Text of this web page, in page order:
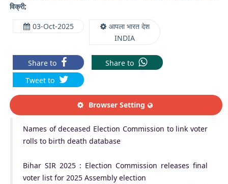
विक्री;
03-Oct-2025
आपला भारत देश
INDIA
Share to
Share to
Tweet to
Browser Setting
Names of deceased Election Commission to link voter
rolls to birth death database
Bihar SIR 2025 : Election Commission releases final
voter list for 2025 Assembly election